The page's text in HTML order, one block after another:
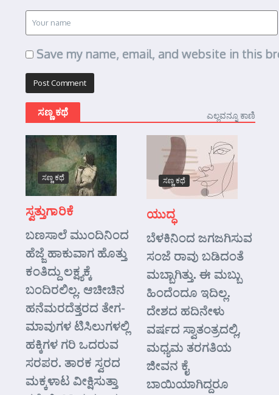
Save my name, email, and website in this
ಸಣ್ಣ ಕಥೆ ಎಲ್ಲವನ್ನೂ ಕಾಣಿ
ಸಣ್ಣ ಕಥೆ
ಸ್ವತ್ತುಗಾರಿಕೆ
ಬಣಸಾಲೆ ಮುಂದಿನಿಂದ
ಹೆಜ್ಜೆ ಹಾಕುವಾಗ ಹೊತ್ತು
ಕಂತಿದ್ದು ಲಕ್ಷ್ಯಕ್ಕೆ
ಬಂದಿರಲಿಲ್ಲ. ಆಚೀಚಿನ
ಹನೆಮರದೆತ್ತರದ ತೇಗ-
ಮಾವುಗಳ ಟಿಸಿಲುಗಳಲ್ಲಿ
ಹಕ್ಕಿಗಳ ಗರಿ ಒದರುವ
ಸರಪರ. ತಾರಕ ಸ್ವರದ
ಮಕ್ಕಳಾಟ ವೀಕ್ಷಿಸುತ್ತಾ
ಸಣ್ಣ ಕಥೆ
ಯುದ್ಧ
ಬೆಳಕಿನಿಂದ ಜಗಜಗಿಸುವ
ಸಂಜೆ ರಾವು ಬಡಿದಂತೆ
ಮಬ್ಬಾಗಿತ್ತು. ಈ ಮಬ್ಬು
ಹಿಂದೆಂದೂ ಇದಿಲ್ಲ.
ದೇಶದ ಹದಿನೇಳು
ವರ್ಷದ ಸ್ವಾತಂತ್ರದಲ್ಲಿ,
ಮಧ್ಯಮ ತರಗತಿಯ
ಜೀವನ ಕೈ
ಬಾಯಿಯಾಗಿದ್ದರೂ